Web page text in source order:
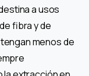
a usos
fibra y de
menos de